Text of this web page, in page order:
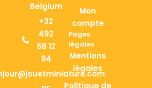
Belgium
+32
492
58 12
94
Mon
compte
Pages
légales
Mentions
légales
Politique de